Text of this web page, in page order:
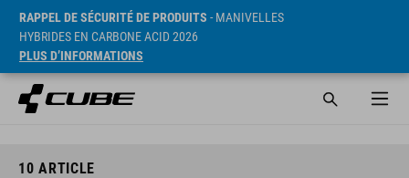
RAPPEL DE SÉCURITÉ DE PRODUITS - MANIVELLES
HYBRIDES EN CARBONE ACID 2026
PLUS D’INFORMATIONS
10 ARTICLE